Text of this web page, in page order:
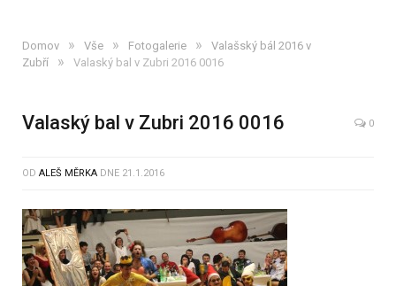
Domov » Vše » Fotogalerie »
Valašský bál 2016 v
Zubří
» Valaský bal v Zubri 2016 0016
Valaský bal v Zubri 2016 0016 0
OD ALEŠ MĚRKA DNE 21.1.2016